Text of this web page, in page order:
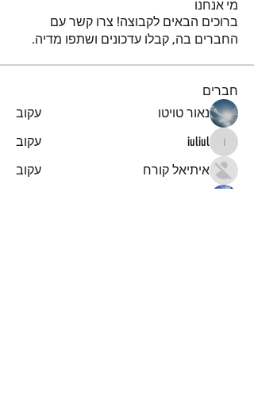
מי אנחנו
ברוכים הבאים לקבוצה! צרו קשר עם
החברים בה, קבלו עדכונים ושתפו מדיה.
חברים
נאור טויטו
עקוב
iuliul
iuliul
עקוב
איתיאל קורח
עקוב